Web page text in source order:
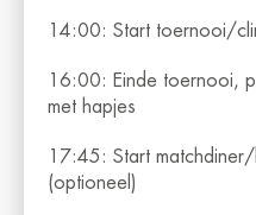
14:00: Start toernooi/
16:00: Einde toernooi,
met hapjes
17:45: Start
(optioneel)